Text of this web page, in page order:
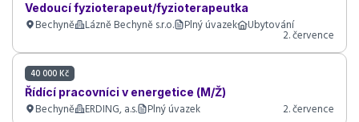
Vedoucí fyzioterapeut/fyzioterapeutka
Bechyně Lázně Bechyně s.r.o. Plný úvazek Ubytování
2. července
40 000 Kč
Řídící pracovníci v energetice (M/Ž)
Bechyně ERDING, a.s. Plný úvazek 2. července